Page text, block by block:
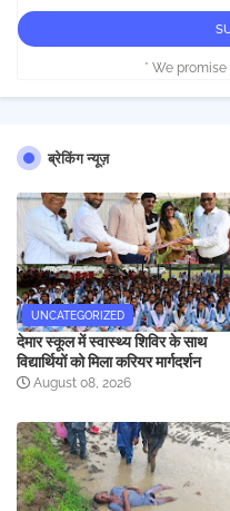
* We
ब्रेकिंग न्यूज़
UNCATEGORIZED
देमार स्कूल में स्वास्थ्य शिविर के साथ
विद्यार्थियों को मिला करियर मार्गदर्शन
August 08, 2026